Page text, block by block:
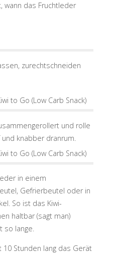
wann das Fruchtleder
zurechtschneiden
und rolle
knabber dranrum.
in einem
Gefrierbeutel oder in
So ist das Kiwi-
haltbar (sagt man)
so lange.
Stunden lang das Gerät